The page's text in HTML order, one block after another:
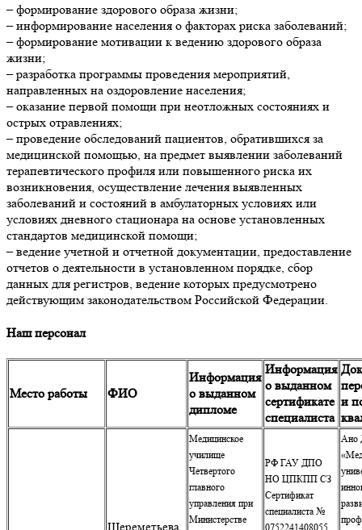
– формирование здорового образа жизни;
– информирование населения о факторах риска заболеваний;
– формирование мотивации к ведению здорового образа
жизни;
– разработка программы проведения мероприятий,
направленных на оздоровление населения;
– оказание первой помощи при неотложных состояниях и
острых отравлениях;
– проведение обследований пациентов, обратившихся за
медицинской помощью, на предмет выявлении заболеваний
терапевтического профиля или повышенного риска их
возникновения, осуществление лечения выявленных
заболеваний и состояний в амбулаторных условиях или
условиях дневного стационара на основе установленных
стандартов медицинской помощи;
– ведение учетной и отчетной документации, предоставление
отчетов о деятельности в установленном порядке, сбор
данных для регистров, ведение которых предусмотрено
действующим законодательством Российской Федерации.
Наш персонал
Место работы ФИО
Информация
о выданном
дипломе
Информация
о выданном
сертификате
специалиста
и
Медицинское
училище
Четвертого
главного
управления при
Министерстве
РФ ГАУ ДПО
НО ЦПКПП СЗ
Сертификат
специалиста №
0752241408055
Ано